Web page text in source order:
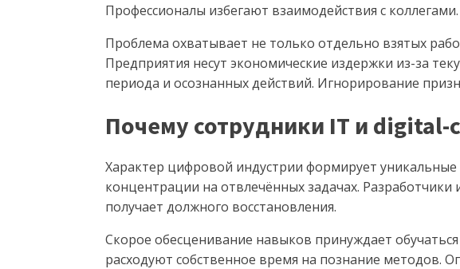
Профессионалы избегают взаимодействия с
Проблема охватывает не только отдельно взятых
Предприятия несут экономические издержки из-за
периода и осознанных действий. Игнорирование
Почему сотрудники IT и
Характер цифровой индустрии формирует
концентрации на отвлечённых задачах.
получает должного восстановления.
Скорое обесценивание навыков принуждает
расходуют собственное время на познание методов.